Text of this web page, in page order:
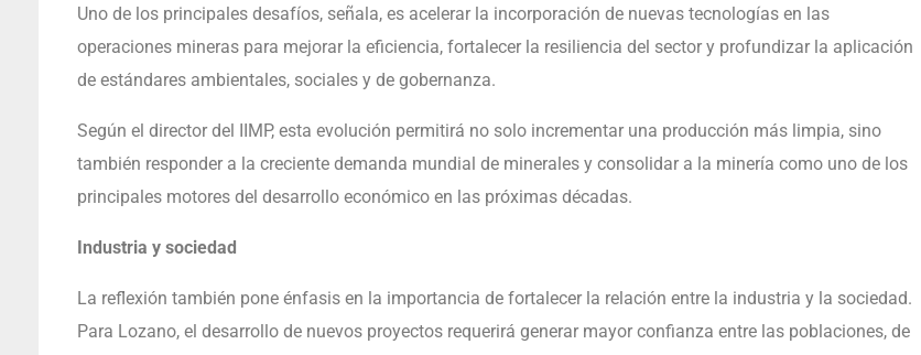
Uno de los principales desafíos, señala, es acelerar la incorporación de nuevas tecnologías en las
operaciones mineras para mejorar la eficiencia, fortalecer la resiliencia del sector y profundizar la aplicación
de estándares ambientales, sociales y de gobernanza.
Según el director del IIMP, esta evolución permitirá no solo incrementar una producción más limpia, sino
también responder a la creciente demanda mundial de minerales y consolidar a la minería como uno de los
principales motores del desarrollo económico en las próximas décadas.
Industria y sociedad
La reflexión también pone énfasis en la importancia de fortalecer la relación entre la industria y la sociedad.
Para Lozano, el desarrollo de nuevos proyectos requerirá generar mayor confianza entre las poblaciones, de